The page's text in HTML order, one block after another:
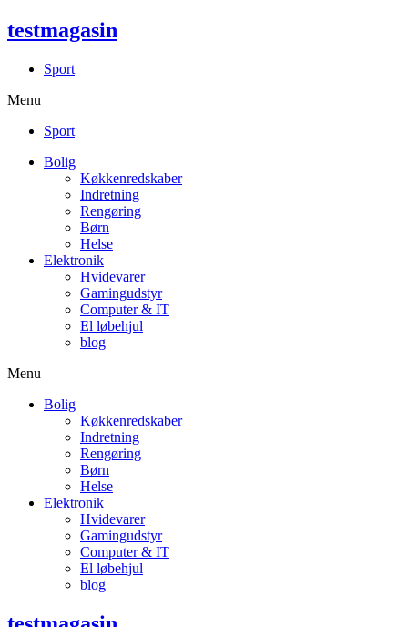
testmagasin
Sport
Menu
Sport
Bolig
Køkkenredskaber
Indretning
Rengøring
Børn
Helse
Elektronik
Hvidevarer
Gamingudstyr
Computer & IT
El løbehjul
blog
Menu
Bolig
Køkkenredskaber
Indretning
Rengøring
Børn
Helse
Elektronik
Hvidevarer
Gamingudstyr
Computer & IT
El løbehjul
blog